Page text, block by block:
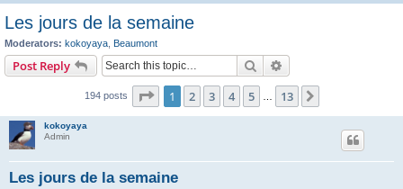
Les jours de la semaine
Moderators: kokoyaya Beaumont
Post Reply Search
194 posts Page 1of 13
1 2 3 4 5 13
kokoyaya
Admin
Les jours de la semaine